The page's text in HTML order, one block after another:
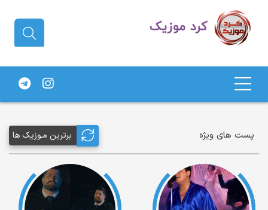
های کردی
پست های ویژه برترین مـوزیک ها